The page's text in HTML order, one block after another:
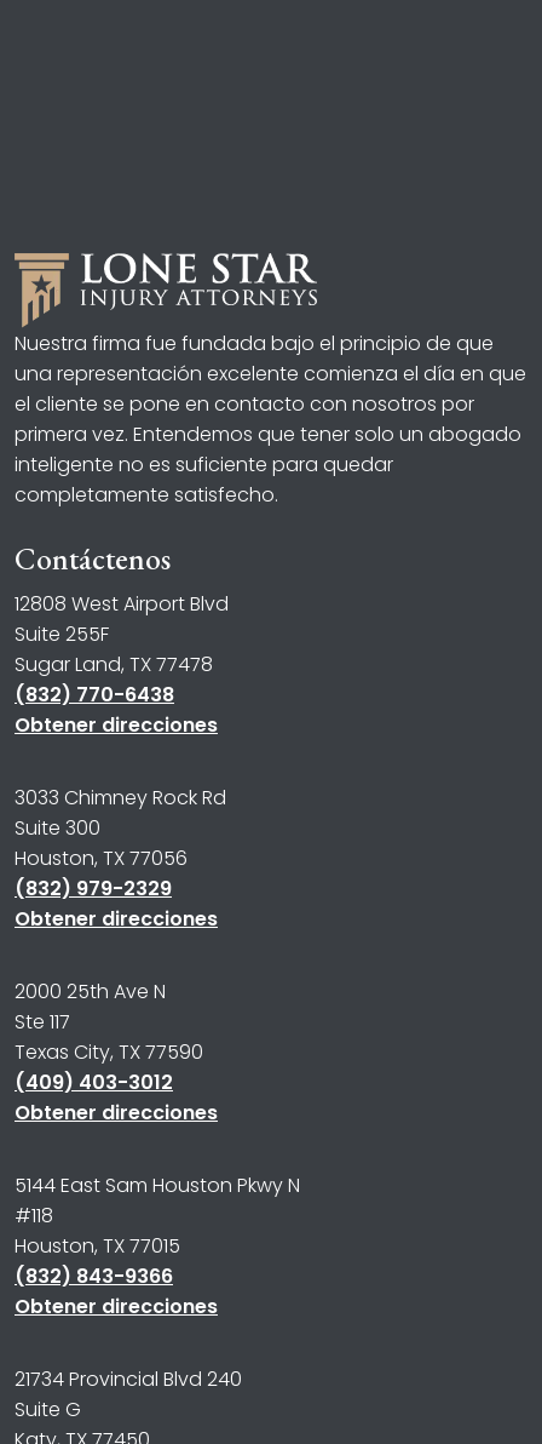
Nuestra firma fue fundada bajo el principio de que
una representación excelente comienza el día en que
el cliente se pone en contacto con nosotros por
primera vez. Entendemos que tener solo un abogado
inteligente no es suficiente para quedar
completamente satisfecho.
Contáctenos
12808 West Airport Blvd
Suite 255F
Sugar Land, TX 77478
(832) 770-6438
Obtener direcciones
3033 Chimney Rock Rd
Suite 300
Houston, TX 77056
(832) 979-2329
Obtener direcciones
2000 25th Ave N
Ste 117
Texas City, TX 77590
(409) 403-3012
Obtener direcciones
5144 East Sam Houston Pkwy N
#118
Houston, TX 77015
(832) 843-9366
Obtener direcciones
21734 Provincial Blvd 240
Suite G